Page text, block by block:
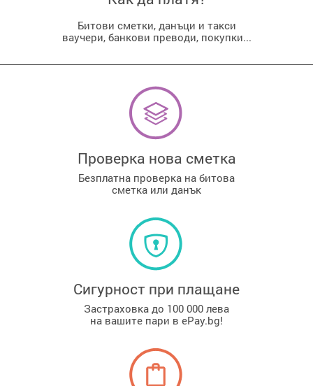
Битови сметки, данъци и такси
ваучери, банкови преводи, покупки...
Проверка нова сметка
Безплатна проверка на битова
сметка или данък
Сигурност при плащане
Застраховка до 100 000 лева
на вашите пари в ePay.bg!